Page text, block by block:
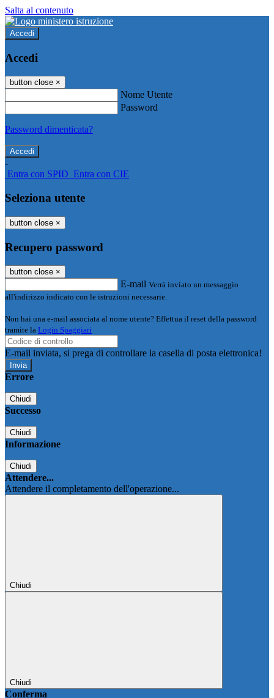
Salta al contenuto
Accedi
Accedi
button close ×
Nome Utente
Password
Password dimenticata?
-
Entra con SPID Entra con CIE
Seleziona utente
button close ×
Recupero password
button close ×
E-mail Verrà inviato un messaggio
all'indirizzo indicato con le istruzioni necessarie.
Non hai una e-mail associata al nome utente? Effettua il reset della password
tramite la Login Spaggiari
E-mail inviata, si prega di controllare la casella di posta elettronica!
Errore
Chiudi
Successo
Chiudi
Informazione
Chiudi
Attendere...
Attendere il completamento dell'operazione...
Chiudi
Chiudi
Conferma